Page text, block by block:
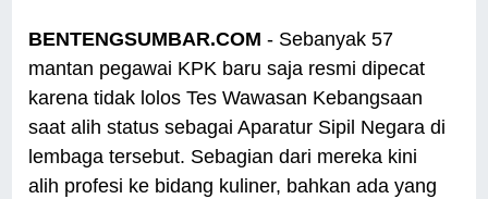
BENTENGSUMBAR.COM - Sebanyak 57
mantan pegawai KPK baru saja resmi dipecat
karena tidak lolos Tes Wawasan Kebangsaan
saat alih status sebagai Aparatur Sipil Negara di
lembaga tersebut. Sebagian dari mereka kini
alih profesi ke bidang kuliner, bahkan ada yang